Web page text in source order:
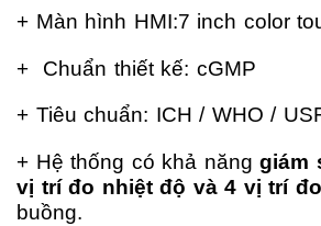
+ Màn hình HMI:7 inch color
+ Chuẩn thiết kế: cGMP
+ Tiêu chuẩn: ICH / WHO /
+ Hệ thống có khả năng giám
vị trí đo nhiệt độ và 4 vị trí
buồng.